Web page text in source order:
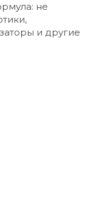
не
и другие